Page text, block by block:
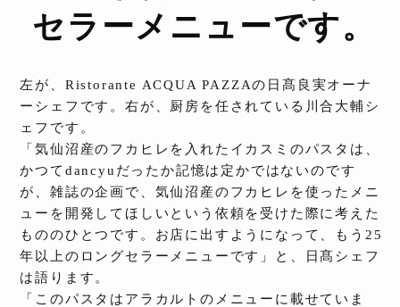
セラーメニューです。
左が、Ristorante ACQUA PAZZAの日髙良実オーナ
ーシェフです。右が、厨房を任されている川合大輔シ
ェフです。
「気仙沼産のフカヒレを入れたイカスミのパスタは、
かつてdancyuだったか記憶は定かではないのです
が、雑誌の企画で、気仙沼産のフカヒレを使ったメニ
ューを開発してほしいという依頼を受けた際に考えた
もののひとつです。お店に出すようになって、もう25
年以上のロングセラーメニューです」と、日髙シェフ
は語ります。
「このパスタはアラカルトのメニューに載せていま